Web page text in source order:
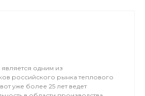
одним из
российского рынка теплового
уже более 25 лет ведет